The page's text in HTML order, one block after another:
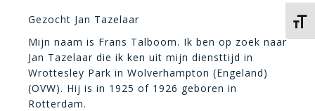
Gezocht Jan Tazelaar
Mijn naam is Frans Talboom. Ik ben op zoek naar
Jan Tazelaar die ik ken uit mijn diensttijd in
Wrottesley Park in Wolverhampton (Engeland)
(OVW). Hij is in 1925 of 1926 geboren in
Rotterdam.